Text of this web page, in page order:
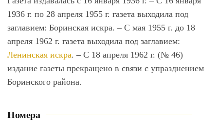
1936 г. по 28 апреля 1955 г. газета выходила под
заглавием: Боринская искра. – С мая 1955 г. до 18
апреля 1962 г. газета выходила под заглавием:
Ленинская искра. – С 18 апреля 1962 г. (№ 46)
издание газеты прекращено в связи с упразднением
Боринского района.
Номера